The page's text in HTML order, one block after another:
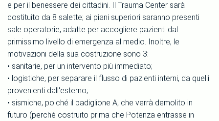
e per il benessere dei cittadini. Il Trauma Center sarà
costituito da 8 salette; ai piani superiori saranno presenti
sale operatorie, adatte per accogliere pazienti dal
primissimo livello di emergenza al medio. Inoltre, le
motivazioni della sua costruzione sono 3:
• sanitarie, per un intervento più immediato;
• logistiche, per separare il flusso di pazienti interni, da quelli
provenienti dall'esterno;
• sismiche, poiché il padiglione A, che verrà demolito in
futuro (perché costruito prima che Potenza entrasse in